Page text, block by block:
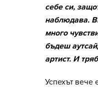
себе си,
наблюдава.
много
бъдеш
артист. И
Успехът вече